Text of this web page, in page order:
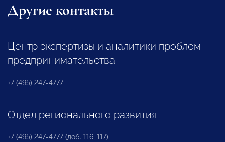
Другие контакты
Центр экспертизы и аналитики проблем
предпринимательства
+7 (495) 247-4777
Отдел регионального развития
+7 (495) 247-4777 (доб. 116, 117)